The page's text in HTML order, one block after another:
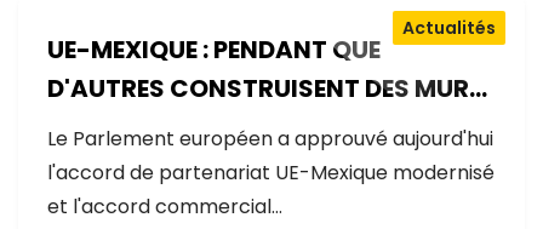
UE-MEXIQUE : PENDANT QUE
D'AUTRES CONSTRUISENT DES MURS,
L'EUROPE CONSTRUIT DES PONTS
Actualités
Le Parlement européen a approuvé aujourd'hui
l'accord de partenariat UE-Mexique modernisé
et l'accord commercial…